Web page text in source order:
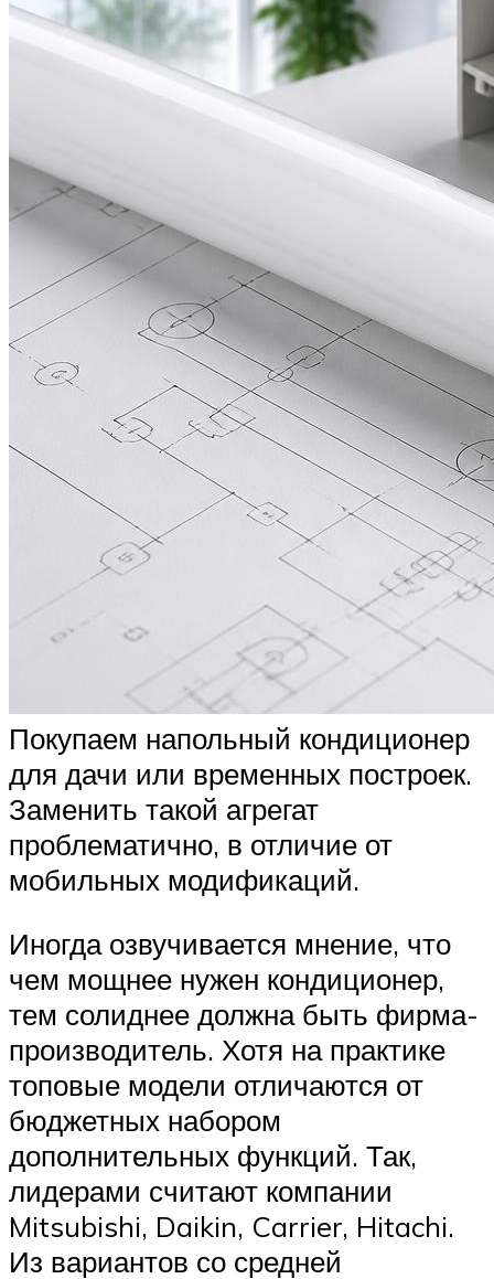
Покупаем напольный кондиционер
для дачи или временных построек.
Заменить такой агрегат
проблематично, в отличие от
мобильных модификаций.
Иногда озвучивается мнение, что
чем мощнее нужен кондиционер,
тем солиднее должна быть фирма-
производитель. Хотя на практике
топовые модели отличаются от
бюджетных набором
дополнительных функций. Так,
лидерами считают компании
Mitsubishi, Daikin, Carrier, Hitachi.
Из вариантов со средней